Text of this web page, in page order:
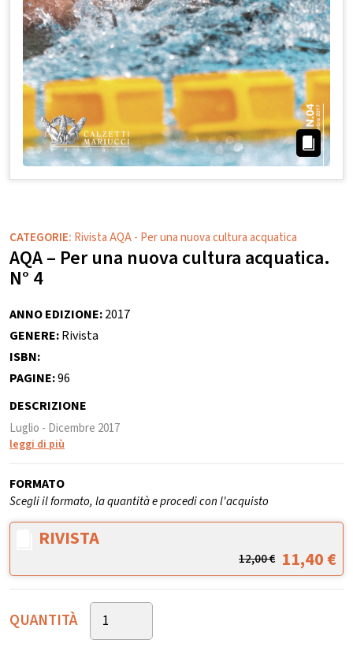
CATEGORIE: Rivista AQA - Per una nuova cultura acquatica
AQA – Per una nuova cultura acquatica.
N° 4
ANNO EDIZIONE:2017
GENERE:Rivista
ISBN:
PAGINE:96
DESCRIZIONE
Luglio - Dicembre 2017
leggi di più
FORMATO
Scegli il formato, la quantità e procedi con l'acquisto
RIVISTA
12,00€ 11,40€
QUANTITÀ